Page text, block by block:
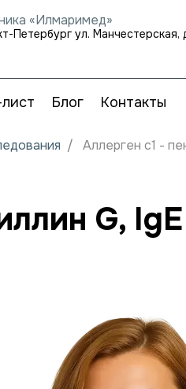
«Илмаримед»
Петербург ул. Манчестерская,
Блог Контакты
Аллерген c1 -
G,